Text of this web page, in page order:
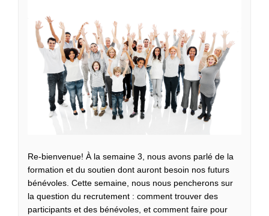
Re-bienvenue! À la semaine 3, nous avons parlé de la
formation et du soutien dont auront besoin nos futurs
bénévoles. Cette semaine, nous nous pencherons sur
la question du recrutement : comment trouver des
participants et des bénévoles, et comment faire pour